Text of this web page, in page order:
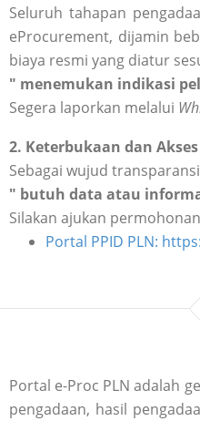
Seluruh tahapan
eProcurement, dijamin
biaya resmi yang diatur
" menemukan indikasi
Segera laporkan melalui
2. Keterbukaan dan
Sebagai wujud
" butuh data atau
Silakan ajukan
Portal PPID PLN:
Portal e-Proc PLN adalah
pengadaan, hasil